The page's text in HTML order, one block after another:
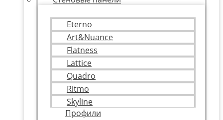
Eterno
Art&Nuance
Flatness
Lattice
Quadro
Ritmo
Skyline
Профили